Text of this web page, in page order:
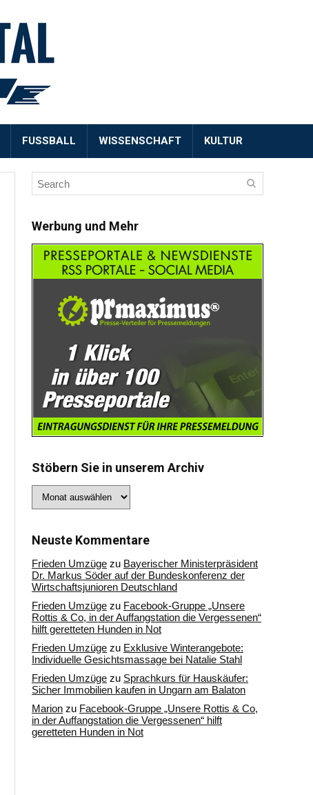
FUSSBALL WISSENSCHAFT KULTUR
Werbung und Mehr
Stöbern Sie in unserem Archiv
Sie
Archiv
Neuste Kommentare
Frieden Umzüge zu Bayerischer Ministerpräsident
Dr. Markus Söder auf der Bundeskonferenz der
Wirtschaftsjunioren Deutschland
Frieden Umzüge zu Facebook-Gruppe „Unsere
Rottis & Co, in der Auffangstation die Vergessenen“
hilft geretteten Hunden in Not
Frieden Umzüge zu Exklusive Winterangebote:
Individuelle Gesichtsmassage bei Natalie Stahl
Frieden Umzüge zu Sprachkurs für Hauskäufer:
Sicher Immobilien kaufen in Ungarn am Balaton
Marion zu Facebook-Gruppe „Unsere Rottis & Co,
in der Auffangstation die Vergessenen“ hilft
geretteten Hunden in Not